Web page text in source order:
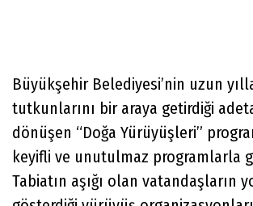
Büyükşehir Belediyesi’nin uzun
tutkunlarını bir araya getirdiği
dönüşen “Doğa Yürüyüşleri”
keyifli ve unutulmaz programlarla
Tabiatın aşığı olan vatandaşların